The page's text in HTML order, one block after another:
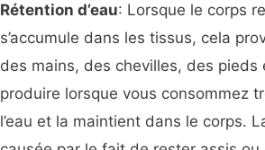
Rétention d’eau: Lorsque le corps
s’accumule dans les tissus, cela
des mains, des chevilles, des pieds
produire lorsque vous consommez
l’eau et la maintient dans le corps.